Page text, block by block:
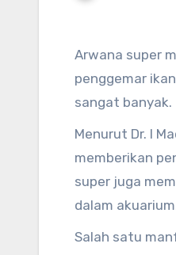
Arwana super
penggemar
sangat banyak.
Menurut Dr. I
memberikan
super juga
dalam
Salah satu